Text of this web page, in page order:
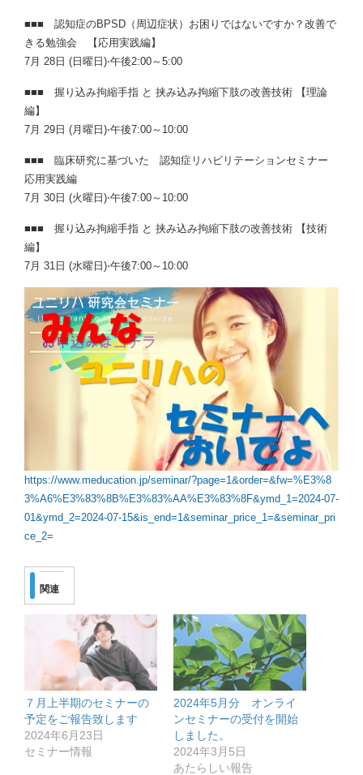
■■■ 認知症のBPSD（周辺症状）お困りではないですか？改善で
きる勉強会 【応用実践編】
7月 28日 (日曜日)⋅午後2:00～5:00
■■■ 握り込み拘縮手指 と 挟み込み拘縮下肢の改善技術 【理論
編】
7月 29日 (月曜日)⋅午後7:00～10:00
■■■ 臨床研究に基づいた 認知症リハビリテーションセミナー
応用実践編
7月 30日 (火曜日)⋅午後7:00～10:00
■■■ 握り込み拘縮手指 と 挟み込み拘縮下肢の改善技術 【技術
編】
7月 31日 (水曜日)⋅午後7:00～10:00
https://www.meducation.jp/seminar/?page=1&order=&fw=%E3%8
3%A6%E3%83%8B%E3%83%AA%E3%83%8F&ymd_1=2024-07-
01&ymd_2=2024-07-15&is_end=1&seminar_price_1=&seminar_pri
ce_2=
関連
７月上半期のセミナーの
予定をご報告致します
2024年6月23日
セミナー情報
2024年5月分 オンライ
ンセミナーの受付を開始
しました。
2024年3月5日
あたらしい報告